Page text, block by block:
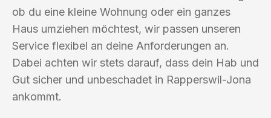
ob du eine kleine Wohnung oder ein ganzes
Haus umziehen möchtest, wir passen unseren
Service flexibel an deine Anforderungen an.
Dabei achten wir stets darauf, dass dein Hab und
Gut sicher und unbeschadet in Rapperswil-Jona
ankommt.